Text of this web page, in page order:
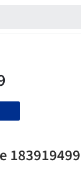
183919499